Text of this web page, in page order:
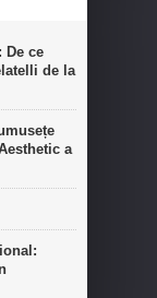
De ce
de la
a